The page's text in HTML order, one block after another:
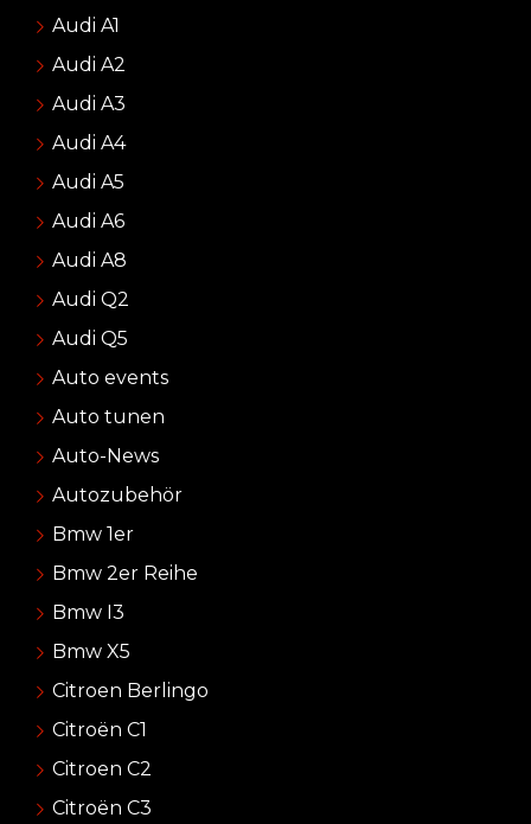
Audi A1
Audi A2
Audi A3
Audi A4
Audi A5
Audi A6
Audi A8
Audi Q2
Audi Q5
Auto events
Auto tunen
Auto-News
Autozubehör
Bmw 1er
Bmw 2er Reihe
Bmw I3
Bmw X5
Citroen Berlingo
Citroën C1
Citroen C2
Citroën C3